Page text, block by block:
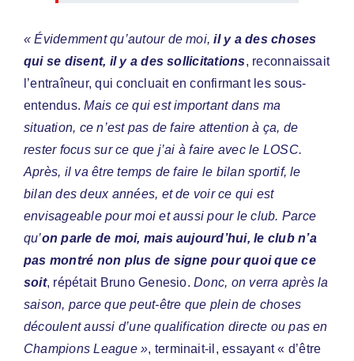
« Évidemment qu’autour de moi,il y a des choses
qui se disent, il y a des sollicitations, reconnaissait
l’entraîneur, qui concluait en confirmant les sous-
entendus.Mais ce qui est important dans ma
situation, ce n’est pas de faire attention à ça, de
rester focus sur ce que j’ai à faire avec le LOSC.
Après, il va être temps de faire le bilan sportif, le
bilan des deux années, et de voir ce qui est
envisageable pour moi et aussi pour le club. Parce
qu’on parle de moi, mais aujourd’hui, le club n’a
pas montré non plus de signe pour quoi que ce
soit, répétait Bruno Genesio.Donc, on verra après la
saison, parce que peut-être que plein de choses
découlent aussi d’une qualification directe ou pas en
Champions League », terminait-il, essayant « d’être